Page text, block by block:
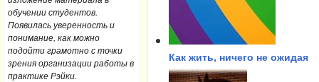
обучении студентов.
Появилась уверенность и
понимание, как можно
подойти грамотно с точки
зрения организации работы в
практике Рэйки.
Как жить, ничего не ожидая